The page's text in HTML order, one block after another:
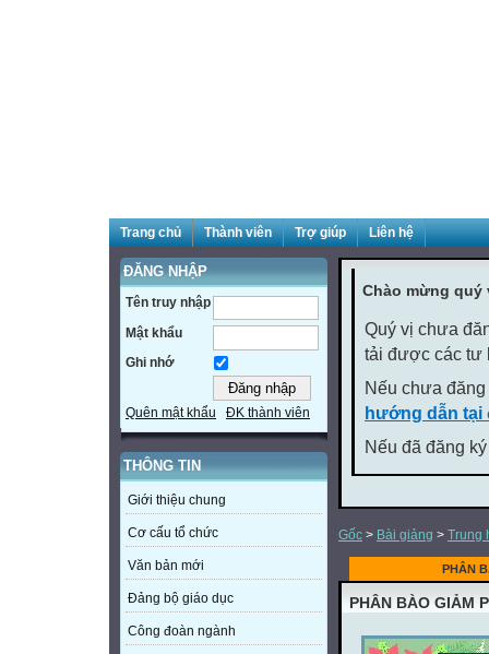
Trang chủ Thành viên Trợ giúp Liên hệ
ĐĂNG NHẬP
Tên truy nhập
Mật khẩu
Ghi nhớ
Quên mật khẩu ĐK thành viên
THÔNG TIN
Giới thiệu chung
Cơ cấu tổ chức
Văn bản mới
Đảng bộ giáo dục
Công đoàn ngành
Chào mừng
Quý vị chưa
tải được các tư
Nếu chưa
hướng dẫn tại
Nếu đã đăng
Gốc > Bài giảng > Trung
PHÂN
PHÂN BÀO GIẢM